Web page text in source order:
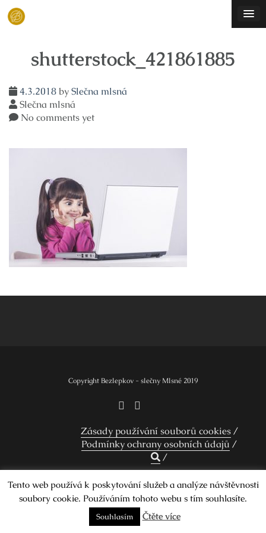
Skip
shutterstock_421861885
4.3.2018bySlečna mlsná
Slečna mlsná
No comments yet
Copyright Bezlepkov - slečny Mlsné 2019
Zásady používání souborů cookies
Podmínky ochrany osobních údajů
Design by Smartcat
Tento web používá k poskytování služeb a analýze návštěvnosti
soubory cookie. Používáním tohoto webu s tím souhlasíte.
Souhlasím Čtěte více